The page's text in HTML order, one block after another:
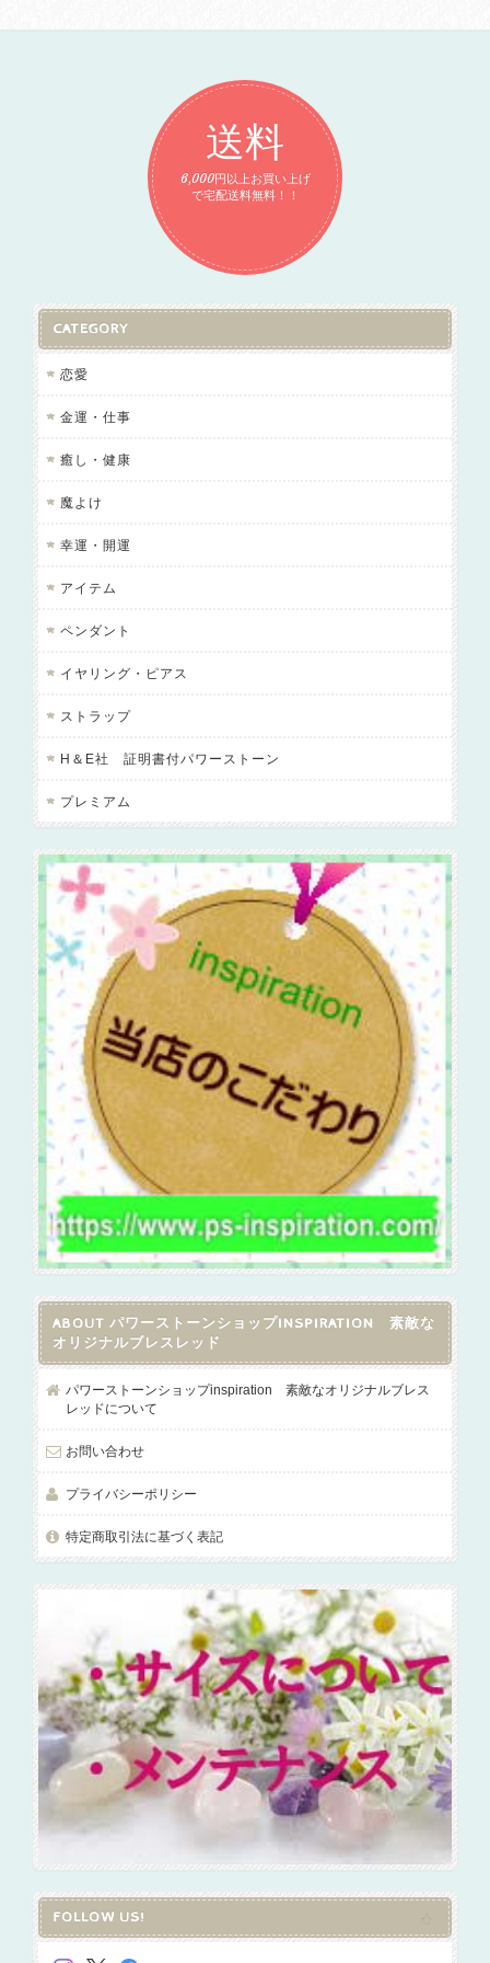
送料
6,000円以上お買い上げ
で宅配送料無料！！
CATEGORY
恋愛
金運・仕事
癒し・健康
魔よけ
幸運・開運
アイテム
ペンダント
イヤリング・ピアス
ストラップ
H＆E社 証明書付パワーストーン
プレミアム
ABOUT パワーストーンショップINSPIRATION 素敵な
オリジナルブレスレッド
パワーストーンショップinspiration 素敵なオリジナルブレス
レッドについて
お問い合わせ
プライバシーポリシー
特定商取引法に基づく表記
FOLLOW US!